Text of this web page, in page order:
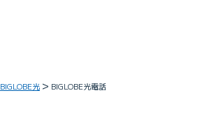
BIGLOBE光 BIGLOBE光電話